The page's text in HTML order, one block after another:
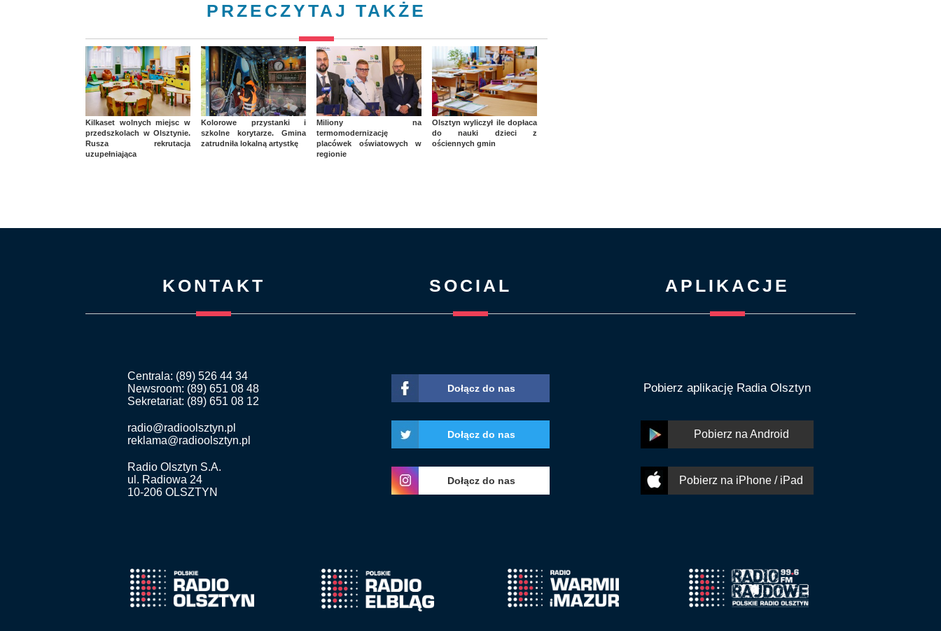
PRZECZYTAJ TAKŻE
Kilkaset wolnych miejsc w
przedszkolach w Olsztynie.
Rusza rekrutacja
uzupełniająca
Kolorowe przystanki i
szkolne korytarze. Gmina
zatrudniła lokalną artystkę
Miliony na
termomodernizację
placówek oświatowych w
regionie
Olsztyn wyliczył ile dopłaca
do nauki dzieci z
ościennych gmin
KONTAKT
Centrala: (89) 526 44 34
Newsroom: (89) 651 08 48
Sekretariat: (89) 651 08 12
radio@radioolsztyn.pl
reklama@radioolsztyn.pl
Radio Olsztyn S.A.
ul. Radiowa 24
10-206 OLSZTYN
SOCIAL
Dołącz do nas
Dołącz do nas
Dołącz do nas
APLIKACJE
Pobierz aplikację Radia Olsztyn
Pobierz na Android
Pobierz na iPhone / iPad